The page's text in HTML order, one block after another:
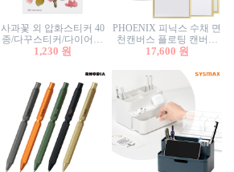
사과꽃 외 압화스티커 40
종/다꾸스티커/다이어리
꾸미기/꽃스티커/자연물
1,230 원
PHOENIX 피닉스 수채 면
천캔버스 플로팅 캔버스
프레임세트 30x30cm/액자
17,600 원